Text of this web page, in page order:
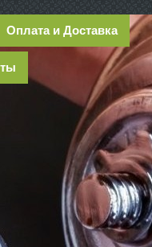
Оплата и Доставка